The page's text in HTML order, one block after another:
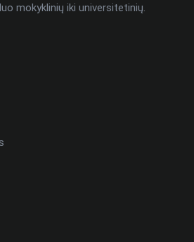
mokyklinių iki universitetinių.